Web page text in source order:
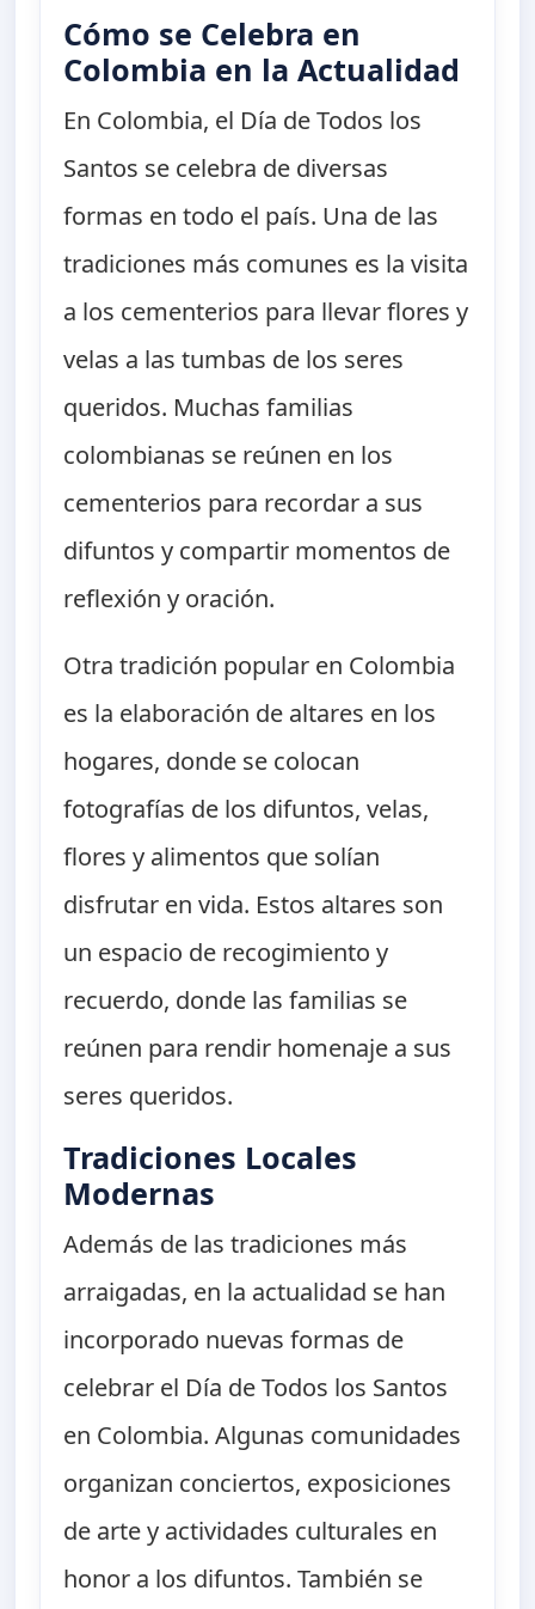
Cómo se Celebra en
Colombia en la Actualidad
En Colombia, el Día de Todos los
Santos se celebra de diversas
formas en todo el país. Una de las
tradiciones más comunes es la visita
a los cementerios para llevar flores y
velas a las tumbas de los seres
queridos. Muchas familias
colombianas se reúnen en los
cementerios para recordar a sus
difuntos y compartir momentos de
reflexión y oración.
Otra tradición popular en Colombia
es la elaboración de altares en los
hogares, donde se colocan
fotografías de los difuntos, velas,
flores y alimentos que solían
disfrutar en vida. Estos altares son
un espacio de recogimiento y
recuerdo, donde las familias se
reúnen para rendir homenaje a sus
seres queridos.
Tradiciones Locales
Modernas
Además de las tradiciones más
arraigadas, en la actualidad se han
incorporado nuevas formas de
celebrar el Día de Todos los Santos
en Colombia. Algunas comunidades
organizan conciertos, exposiciones
de arte y actividades culturales en
honor a los difuntos. También se